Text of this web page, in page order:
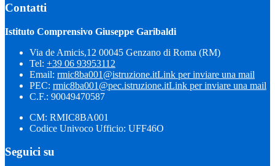
Contatti
Istituto Comprensivo Giuseppe Garibaldi
Via de Amicis,12 00045 Genzano di Roma (RM)
Tel: +39 06 93953112
Email: rmic8ba001@istruzione.itLink per inviare una mail
PEC: rmic8ba001@pec.istruzione.itLink per inviare una mail
C.F.: 90049470587
CM: RMIC8BA001
Codice Univoco Ufficio: UFF46O
Seguici su